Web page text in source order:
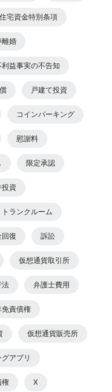
宅資金特別条項
離婚
利益事実の不告知
戸建て投資
コインパーキング
慰謝料
限定承認
投資
トランクルーム
復 訴訟
仮想通貨取引所
法 弁護士費用
免責債権
仮想通貨販売所
アプリ
権 X